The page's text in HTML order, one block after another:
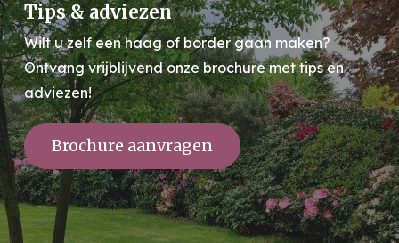
Tips & adviezen
Wilt u zelf een haag of border gaan maken?
Ontvang vrijblijvend onze brochure met tips en
adviezen!
Brochure aanvragen